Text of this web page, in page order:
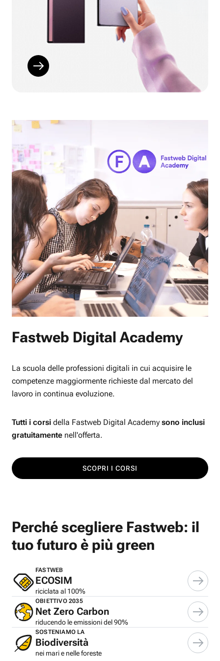
Fastweb Digital Academy
La scuola delle professioni digitali in cui acquisire le
competenze maggiormente richieste dal mercato del
lavoro in continua evoluzione.
Tutti i corsi della Fastweb Digital Academy sono inclusi
gratuitamente nell'offerta.
SCOPRI I CORSI
Perché scegliere Fastweb: il
tuo futuro è più green
FASTWEB
ECOSIM
riciclata al 100%
OBIETTIVO 2035
Net Zero Carbon
riducendo le emissioni del 90%
SOSTENIAMO LA
Biodiversità
nei mari e nelle foreste